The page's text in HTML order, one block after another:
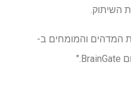
השיתוק.
המדהים והמומחים ב-